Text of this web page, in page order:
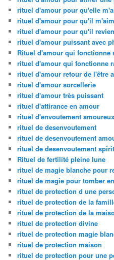
rituel d'amour pour qu'elle
rituel d'amour pour qu'il
rituel d'amour pour qu'il
rituel d'amour puissant avec
Rituel d'amour qui fonctionne
rituel d'amour qui fonctionne
rituel d'amour retour de l'être
rituel d'amour sorcellerie
rituel d'amour très puissant
rituel d'attirance en amour
rituel d'envoutement amoureux
rituel de desenvoutement
rituel de desenvoutement
rituel de desenvoutement
Rituel de fertilité pleine lune
rituel de magie blanche pour
rituel de magie pour tomber
rituel de protection d une
rituel de protection de la
rituel de protection de la
rituel de protection divine
rituel de protection magie
rituel de protection maison
rituel de protection pour une